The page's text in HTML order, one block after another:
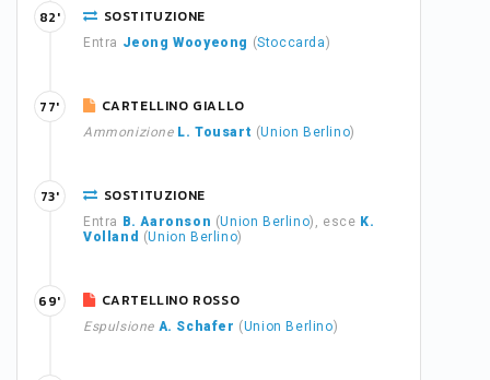
SOSTITUZIONE
Entra Jeong Wooyeong (Stoccarda)
82'
CARTELLINO GIALLO
Ammonizione L. Tousart (Union Berlino)
77'
SOSTITUZIONE
Entra B. Aaronson (Union Berlino), esce K.
Volland (Union Berlino)
73'
CARTELLINO ROSSO
Espulsione A. Schafer (Union Berlino)
69'